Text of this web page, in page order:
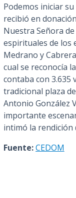
Podemos iniciar
recibió en
Nuestra Señora
espirituales de los
Medrano y
cual se reconocía
contaba con 3.635
tradicional plaza
Antonio González
importante
intimó la rendición
Fuente:CEDOM